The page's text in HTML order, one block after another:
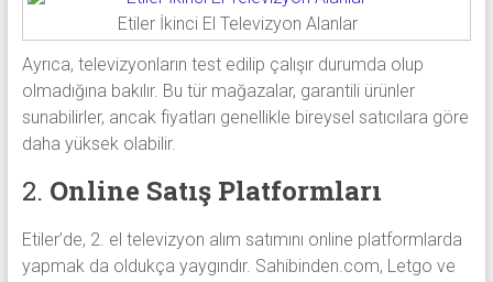
Etiler İkinci El Televizyon Alanlar
Ayrıca, televizyonların test edilip çalışır durumda olup
olmadığına bakılır. Bu tür mağazalar, garantili ürünler
sunabilirler, ancak fiyatları genellikle bireysel satıcılara göre
daha yüksek olabilir.
2. Online Satış Platformları
Etiler’de, 2. el televizyon alım satımını online platformlarda
yapmak da oldukça yaygındır. Sahibinden.com, Letgo ve